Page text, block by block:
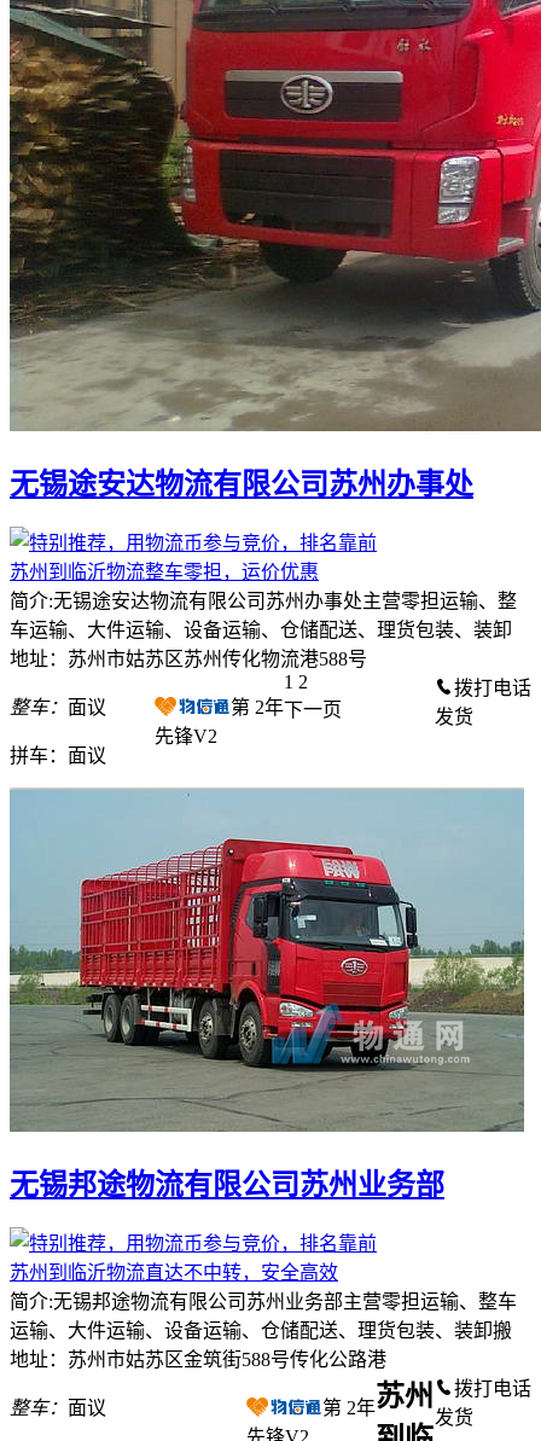
无锡途安达物流有限公司苏州办事处
苏州到临沂物流整车零担，运价优惠
简介:无锡途安达物流有限公司苏州办事处主营零担运输、整
车运输、大件运输、设备运输、仓储配送、理货包装、装卸
地址：苏州市姑苏区苏州传化物流港588号
整车： 面议
拼车： 面议
第 2年
先锋V2
拨打电话
发货
无锡邦途物流有限公司苏州业务部
苏州到临沂物流直达不中转，安全高效
简介:无锡邦途物流有限公司苏州业务部主营零担运输、整车
运输、大件运输、设备运输、仓储配送、理货包装、装卸搬
地址：苏州市姑苏区金筑街588号传化公路港
整车： 面议 第 2年
先锋V2
拨打电话
发货
1 2
下一页
苏州